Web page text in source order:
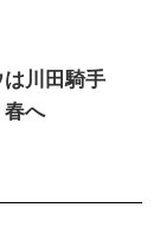
は川田騎手
春へ